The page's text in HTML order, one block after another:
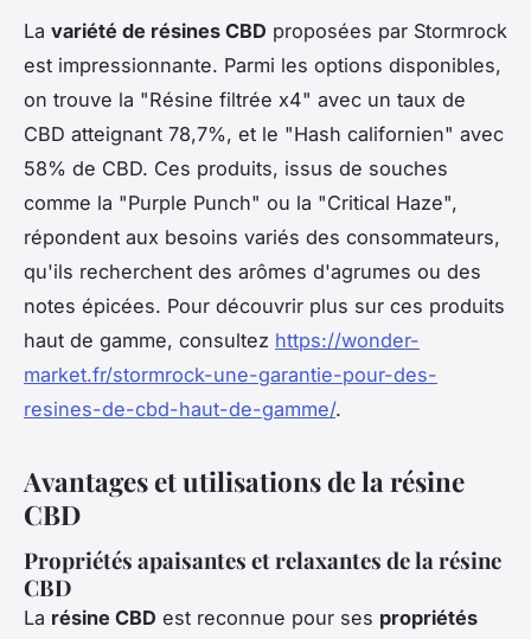
La variété de résines CBD proposées par Stormrock
est impressionnante. Parmi les options disponibles,
on trouve la "Résine filtrée x4" avec un taux de
CBD atteignant 78,7%, et le "Hash californien" avec
58% de CBD. Ces produits, issus de souches
comme la "Purple Punch" ou la "Critical Haze",
répondent aux besoins variés des consommateurs,
qu'ils recherchent des arômes d'agrumes ou des
notes épicées. Pour découvrir plus sur ces produits
haut de gamme, consultez https://wonder-
market.fr/stormrock-une-garantie-pour-des-
resines-de-cbd-haut-de-gamme/.
Avantages et utilisations de la résine
CBD
Propriétés apaisantes et relaxantes de la résine
CBD
La résine CBD est reconnue pour ses propriétés